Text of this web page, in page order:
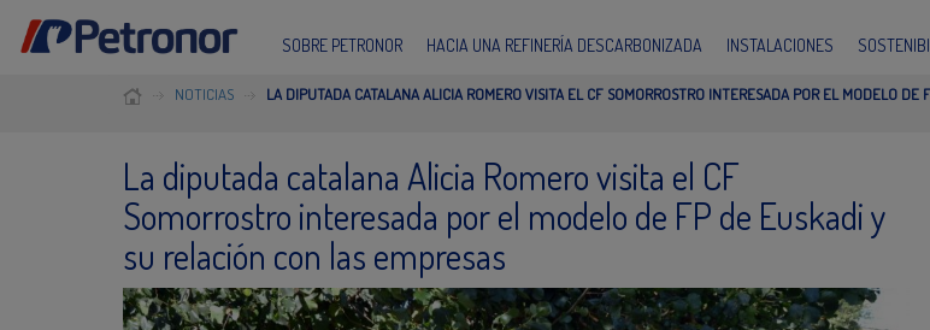
SOBRE PETRONOR HACIA UNA REFINERÍA DESCARBONIZADA INSTALACIONES
NOTICIAS LA DIPUTADA CATALANA ALICIA ROMERO VISITA EL CF SOMORROSTRO INTERESADA POR EL MODELO
La diputada catalana Alicia Romero visita el CF
Somorrostro interesada por el modelo de FP de Euskadi y
su relación con las empresas